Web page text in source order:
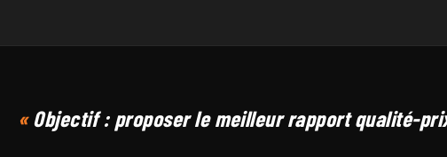
Objectif : proposer le meilleur rapport qualité-